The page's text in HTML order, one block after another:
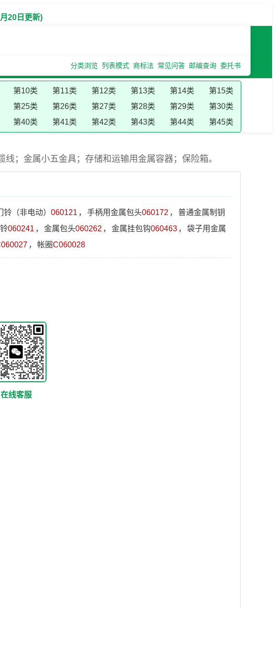
20日更新)
分类浏览 列表模式 商标法 常见问答 邮编查询 委托书
第10类 第11类 第12类 第13类 第14类
第15类
第25类 第26类 第27类 第28类 第29类
第30类
第40类 第41类 第42类 第43类 第44类 第45类
；金属小五金具；存储和运输用金属容器；保险箱。
铃（非电动） 060121 ， 手柄用金属包头060172 ，
普通金属制钥
铃060241 ， 金属包头060262 ， 金属挂包钩060463 ，
袋子用金属
， 帐圈C060028
在线客服